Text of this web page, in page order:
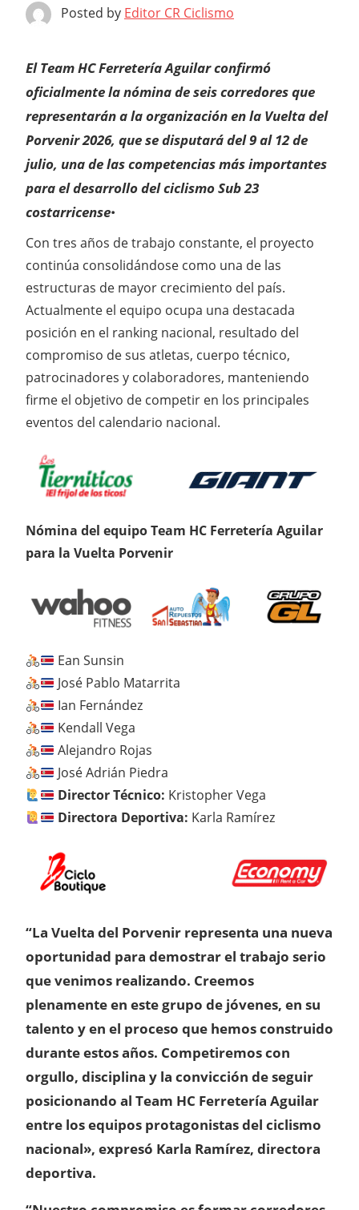
Posted by Editor CR Ciclismo
El Team HC Ferretería Aguilar confirmó
oficialmente la nómina de seis corredores que
representarán a la organización en la Vuelta del
Porvenir 2026, que se disputará del 9 al 12 de
julio, una de las competencias más importantes
para el desarrollo del ciclismo Sub 23
costarricense.
Con tres años de trabajo constante, el proyecto
continúa consolidándose como una de las
estructuras de mayor crecimiento del país.
Actualmente el equipo ocupa una destacada
posición en el ranking nacional, resultado del
compromiso de sus atletas, cuerpo técnico,
patrocinadores y colaboradores, manteniendo
firme el objetivo de competir en los principales
eventos del calendario nacional.
Nómina del equipo Team HC Ferretería Aguilar
para la Vuelta Porvenir
Ean Sunsin
José Pablo Matarrita
Ian Fernández
Kendall Vega
Alejandro Rojas
José Adrián Piedra
Director Técnico: Kristopher Vega
Directora Deportiva: Karla Ramírez
“La Vuelta del Porvenir representa una nueva
oportunidad para demostrar el trabajo serio
que venimos realizando. Creemos
plenamente en este grupo de jóvenes, en su
talento y en el proceso que hemos construido
durante estos años. Competiremos con
orgullo, disciplina y la convicción de seguir
posicionando al Team HC Ferretería Aguilar
entre los equipos protagonistas del ciclismo
nacional», expresó Karla Ramírez, directora
deportiva.